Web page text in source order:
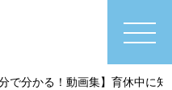
分で分かる！動画集】育休中に